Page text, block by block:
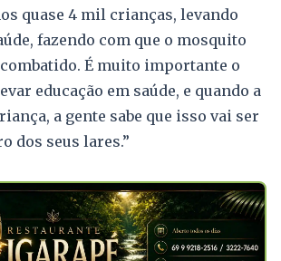
quase 4 mil crianças, levando
fazendo com que o mosquito
combatido. É muito importante o
educação em saúde, e quando a
a gente sabe que isso vai ser
dos seus lares.”